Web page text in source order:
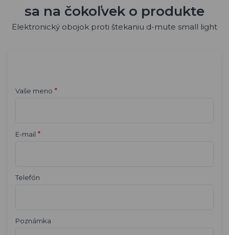
sa na čokoľvek o produkte
Elektronický obojok proti štekaniu d-mute small light
Vaše meno *
E-mail *
Telefón
Poznámka